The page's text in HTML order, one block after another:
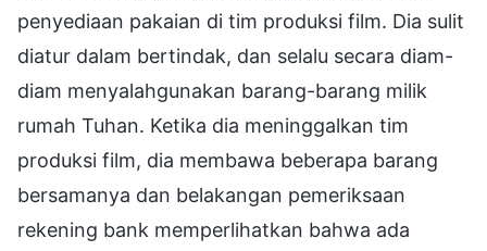
penyediaan pakaian di tim produksi film. Dia sulit
diatur dalam bertindak, dan selalu secara diam-
diam menyalahgunakan barang-barang milik
rumah Tuhan. Ketika dia meninggalkan tim
produksi film, dia membawa beberapa barang
bersamanya dan belakangan pemeriksaan
rekening bank memperlihatkan bahwa ada